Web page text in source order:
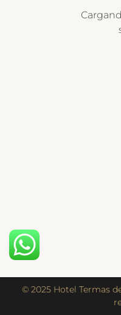
© 2025 Hotel Termas